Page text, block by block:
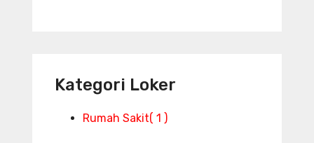
Kategori Loker
Rumah Sakit( 1 )